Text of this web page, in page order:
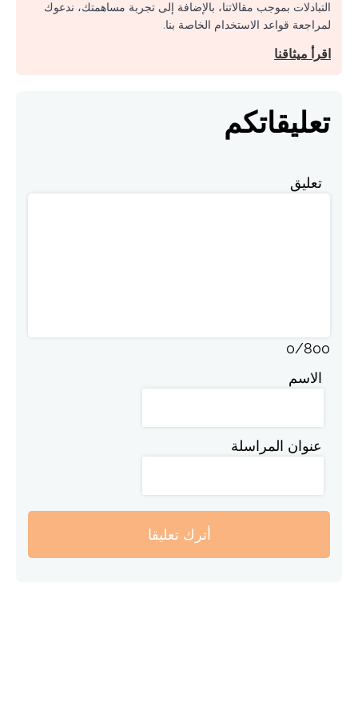
التبادلات بموجب مقالاتنا، بالإضافة إلى تجربة مساهمتك، ندعوك
لمراجعة قواعد الاستخدام الخاصة بنا.
اقرأ ميثاقنا
تعليقاتكم
تعليق
0/800
الاسم
عنوان المراسلة
أترك تعليقا